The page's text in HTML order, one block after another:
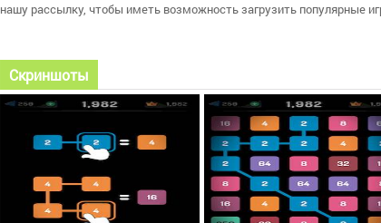
нашу рассылку, чтобы иметь возможность загрузить популярные
Скриншоты